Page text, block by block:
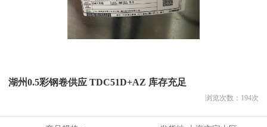
湖州0.5彩钢卷供应 TDC51D+AZ 库存充足
浏览次数： 194次